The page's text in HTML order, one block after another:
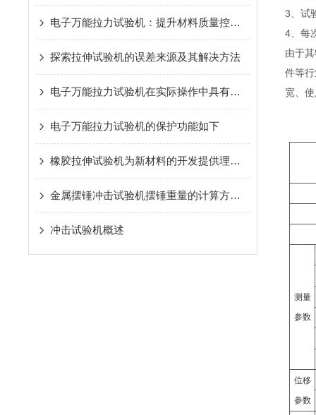
电子万能拉力试验机：提升材料质量控制的有效手段
探索拉伸试验机的误差来源及其解决方法
电子万能拉力试验机在实际操作中具有哪些优势？
电子万能拉力试验机的保护功能如下
橡胶拉伸试验机为新材料的开发提供理论依据
金属摆锤冲击试验机摆锤重量的计算方法及考量因素
冲击试验机概述
3、试
4、每
由于
件等
宽、
测量
参数
位移
参数